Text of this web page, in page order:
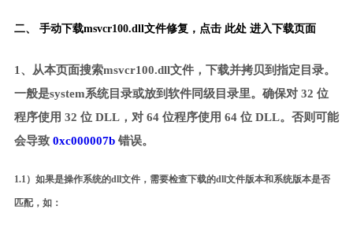
二、 手动下载msvcr100.dll文件修复， 点击 此处 进入下载页面
1、从本页面搜索msvcr100.dll文件，下载并拷贝到指定目录。
一般是system系统目录或放到软件同级目录里。确保对 32 位
程序使用 32 位 DLL，对 64 位程序使用 64 位 DLL。否则可能
会导致 0xc000007b错误。
1.1）如果是操作系统的dll文件，需要检查下载的dll文件版本和系统版本是否
匹配，如：